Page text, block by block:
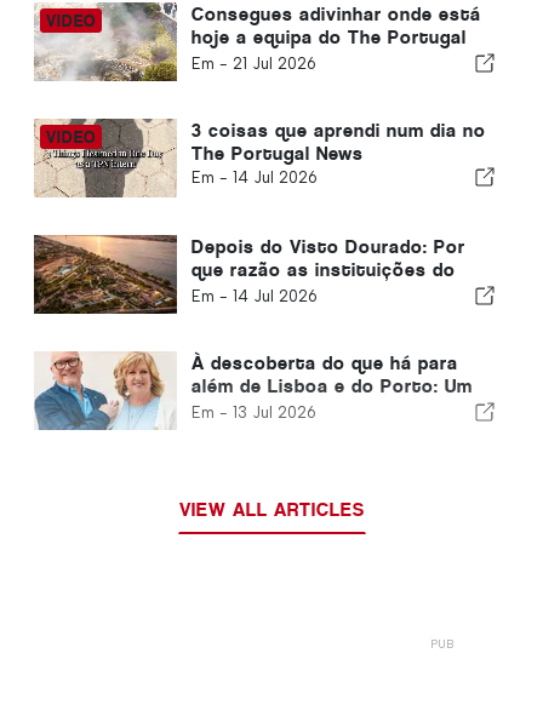
Consegues adivinhar onde está
hoje a equipa do The Portugal
News?
Em - 21 Jul 2026
3 coisas que aprendi num dia no
The Portugal News
Em - 14 Jul 2026
Depois do Visto Dourado: Por
que razão as instituições do
Golfo continuam a investir em
Em - 14 Jul 2026
À descoberta do que há para
além de Lisboa e do Porto: Um
guia do Norte de Portugal e da
Em - 13 Jul 2026
VIEW ALL ARTICLES